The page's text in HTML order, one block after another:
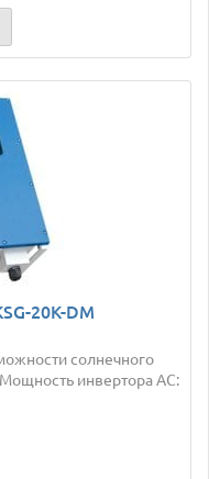
20K-DM
солнечного
Мощность инвертора AC: